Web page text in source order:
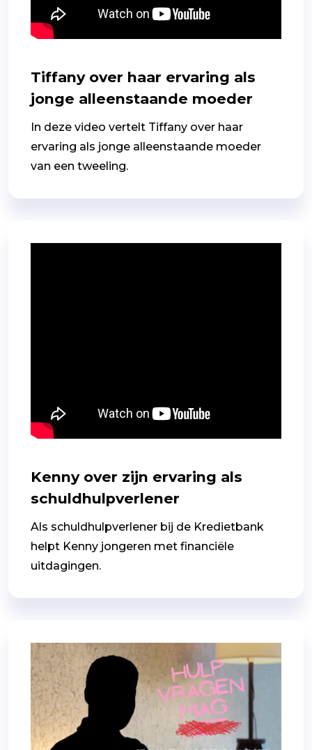
Tiffany over haar ervaring als
jonge alleenstaande moeder
In deze video vertelt Tiffany over haar
ervaring als jonge alleenstaande moeder
van een tweeling.
Kenny over zijn ervaring als
schuldhulpverlener
Als schuldhulpverlener bij de Kredietbank
helpt Kenny jongeren met financiële
uitdagingen.